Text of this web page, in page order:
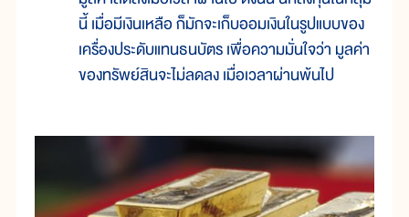
นี้ เมื่อมีเงินเหลือ ก็มักจะเก็บออมเงินในรูปแบบของ
เครื่องประดับแทนธนบัตร เพื่อความมั่นใจว่า มูลค่า
ของทรัพย์สินจะไม่ลดลง เมื่อเวลาผ่านพ้นไป